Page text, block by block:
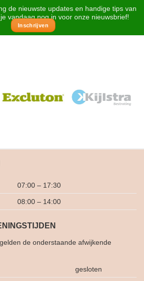
de nieuwste updates en handige tips van
vandaag nog in voor onze nieuwsbrief!
Inschrijven
07:00 – 17:30
08:00 – 14:00
de onderstaande afwijkende
gesloten